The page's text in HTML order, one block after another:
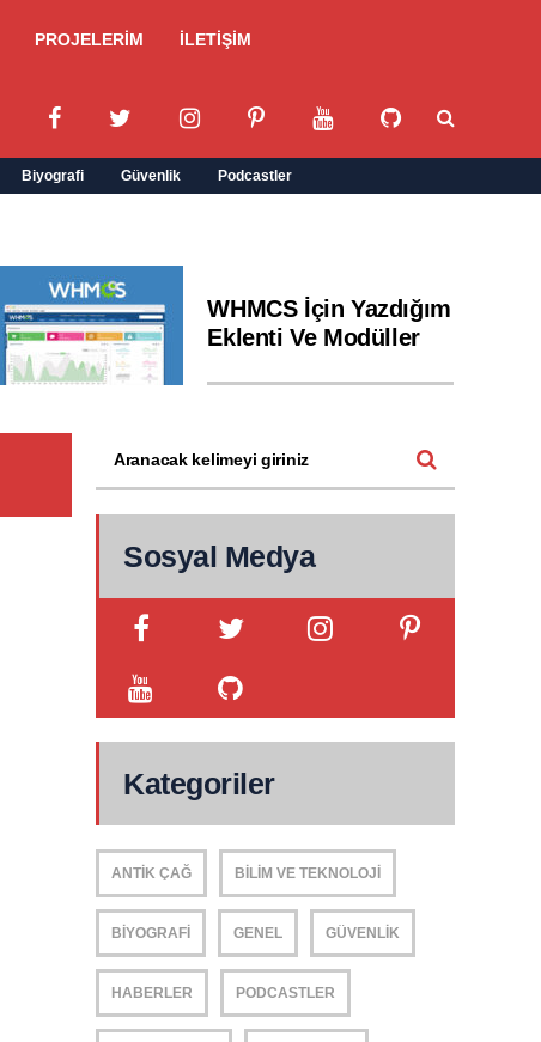
PROJELERİM İLETİŞİM
Biyografi Güvenlik Podcastler
WHMCS İçin Yazdığım
Eklenti Ve Modüller
Sosyal Medya
Kategoriler
ANTIK ÇAĞ BILIM VE TEKNOLOJI
BIYOGRAFI GENEL GÜVENLIK
HABERLER PODCASTLER